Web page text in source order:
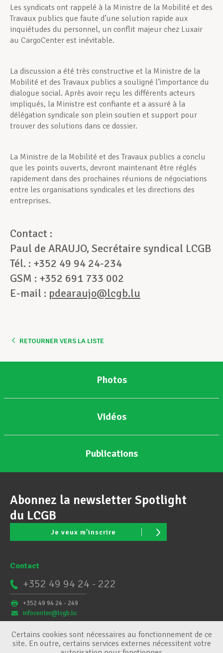
Les syndicats ont rappelé à la Ministre de la Mobilité et des
Travaux publics que faute d’une solution rapide aux
inquiétudes du personnel, un conflit majeur chez Luxair
au CargoCenter est inévitable.
La discussion a été très constructive et la Ministre de la
Mobilité et des Travaux publics a souligné l’importance du
dialogue social. Après avoir reçu les différents acteurs
impliqués, la Ministre est confiante et a assuré à la
délégation syndicale son plein soutien et support pour
trouver des solutions dans ce dossier.
La Ministre de la Mobilité et des Travaux publics a conclu
que les points ouverts, devront maintenant être réglés
rapidement dans des prochaines réunions de négociations
entre les organisations syndicales et les directions des
entreprises.
Contact :
Paul de ARAUJO, Secrétaire syndical LCGB
Tél. : +352 49 94 24-234
GSM : +352 691 733 002
E-mail : pdearaujo@lcgb.lu
RETOURNER VERS LA LISTE
Photos
Vidéos
Publications
Abonnez la newsletter Spotlight
du LCGB
Je veux m'inscrire
Contact
+352 49 94 24 - 222
+352 49 94 24 - 249
infocenter@lcgb.lu
Certains cookies sont nécessaires au fonctionnement de ce
site. En outre, certains services externes nécessitent votre